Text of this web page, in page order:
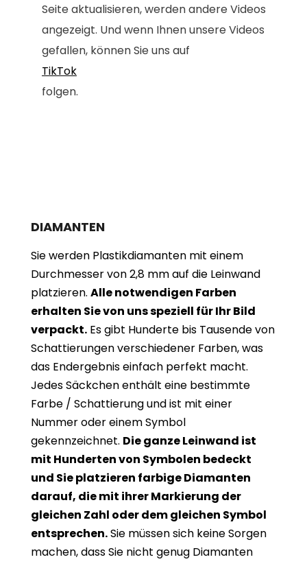
Seite aktualisieren, werden andere Videos
angezeigt. Und wenn Ihnen unsere Videos
gefallen, können Sie uns auf
TikTok
folgen.
DIAMANTEN
Sie werden Plastikdiamanten mit einem
Durchmesser von 2,8 mm auf die Leinwand
platzieren. Alle notwendigen Farben
erhalten Sie von uns speziell für Ihr Bild
verpackt. Es gibt Hunderte bis Tausende von
Schattierungen verschiedener Farben, was
das Endergebnis einfach perfekt macht.
Jedes Säckchen enthält eine bestimmte
Farbe / Schattierung und ist mit einer
Nummer oder einem Symbol
gekennzeichnet. Die ganze Leinwand ist
mit Hunderten von Symbolen bedeckt
und Sie platzieren farbige Diamanten
darauf, die mit ihrer Markierung der
gleichen Zahl oder dem gleichen Symbol
entsprechen.Sie müssen sich keine Sorgen
machen, dass Sie nicht genug Diamanten